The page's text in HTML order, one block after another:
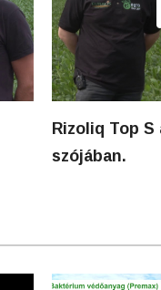
Rizoliq Top S
szójában.